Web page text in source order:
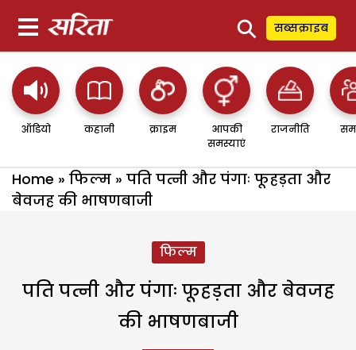
⚲ सब्सक्राइब
ऑडियो कहानी क्राइम
आपकी
समस्याएं
राजनीति
Home » फिल्म » पति पत्नी और पंगाः फूहड़ता और
बेवजह की भाषणबाजी
फिल्म
पति पत्नी और पंगाः फूहड़ता और बेवजह
की भाषणबाजी